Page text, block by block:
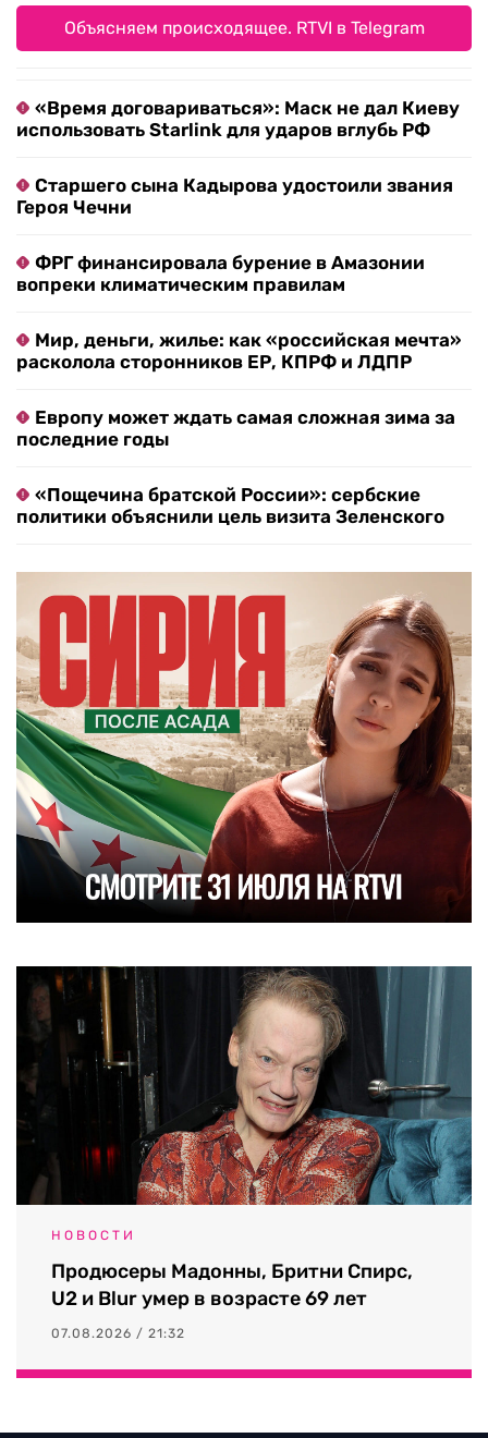
Объясняем происходящее. RTVI в Telegram
«Время договариваться»: Маск не дал Киеву
использовать Starlink для ударов вглубь РФ
Старшего сына Кадырова удостоили звания
Героя Чечни
ФРГ финансировала бурение в Амазонии
вопреки климатическим правилам
Мир, деньги, жилье: как «российская мечта»
расколола сторонников ЕР, КПРФ и ЛДПР
Европу может ждать самая сложная зима за
последние годы
«Пощечина братской России»: сербские
политики объяснили цель визита Зеленского
НОВОСТИ
Продюсеры Мадонны, Бритни Спирс,
U2 и Blur умер в возрасте 69 лет
07.08.2026 / 21:32